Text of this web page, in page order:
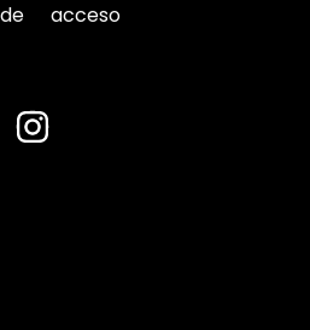
acceso